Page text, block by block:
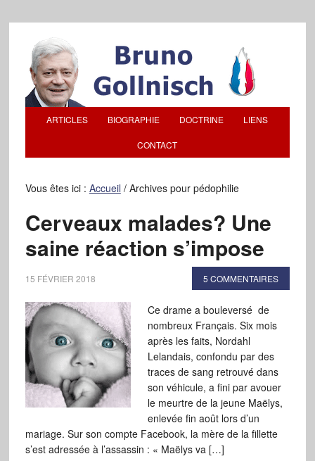
ARTICLES BIOGRAPHIE DOCTRINE LIENS
CONTACT
Vous êtes ici : Accueil /Archives pour pédophilie
Cerveaux malades? Une
saine réaction s’impose
15 FÉVRIER 2018 5 COMMENTAIRES
Ce drame a bouleversé de
nombreux Français. Six mois
après les faits, Nordahl
Lelandais, confondu par des
traces de sang retrouvé dans
son véhicule, a fini par avouer
le meurtre de la jeune Maëlys,
enlevée fin août lors d’un
mariage. Sur son compte Facebook, la mère de la fillette
s’est adressée à l’assassin : « Maëlys va […]